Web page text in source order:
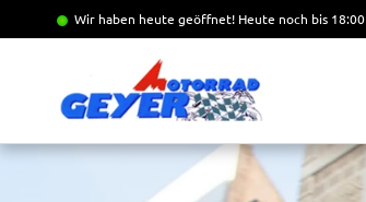
Wir haben heute geöffnet! Heute noch bis 18:00